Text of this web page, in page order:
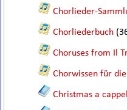
Chorlieder-
Chorliederbuch
Choruses from Il
Chorwissen für
Christmas a